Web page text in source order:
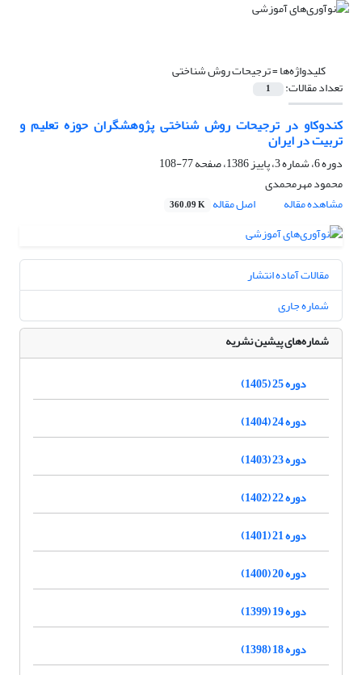
کلیدواژه‌ها =ترجیحات روش شناختی
تعداد مقالات: 1
کندوکاو در ترجیحات روش شناختی پژوهشگران حوزه تعلیم و
تربیت در ایران
دوره 6، شماره 3، پاییز 1386، صفحه
77-108
محمود مهرمحمدی
مشاهده مقاله
اصل مقاله 360.09 K
مقالات آماده انتشار
شماره جاری
شماره‌های پیشین نشریه
دوره 25 (1405)
دوره 24 (1404)
دوره 23 (1403)
دوره 22 (1402)
دوره 21 (1401)
دوره 20 (1400)
دوره 19 (1399)
دوره 18 (1398)